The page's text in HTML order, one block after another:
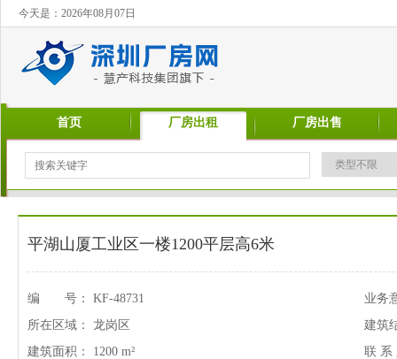
今天是：2026年08月07日
首页 厂房出租 厂房出售
平湖山厦工业区一楼1200平层高6米
编 号： KF-48731
业务
所在区域： 龙岗区
建筑
建筑面积： 1200 m²
联 系